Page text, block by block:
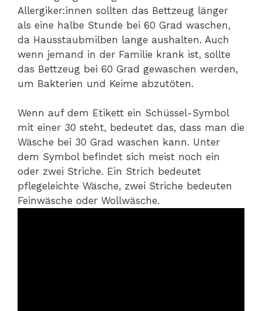
Allergiker:innen sollten das Bettzeug länger
als eine halbe Stunde bei 60 Grad waschen,
da Hausstaubmilben lange aushalten. Auch
wenn jemand in der Familie krank ist, sollte
das Bettzeug bei 60 Grad gewaschen werden,
um Bakterien und Keime abzutöten.
Wenn auf dem Etikett ein Schüssel-Symbol
mit einer 30 steht, bedeutet das, dass man die
Wäsche bei 30 Grad waschen kann. Unter
dem Symbol befindet sich meist noch ein
oder zwei Striche. Ein Strich bedeutet
pflegeleichte Wäsche, zwei Striche bedeuten
Feinwäsche oder Wollwäsche.